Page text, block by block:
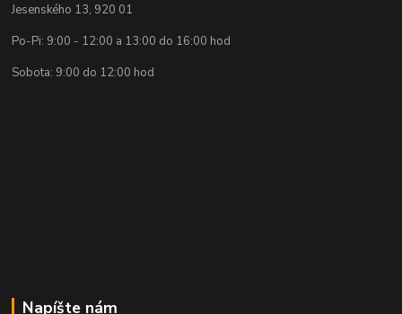
Jesenského 13, 920 01
Po-Pi: 9:00 - 12:00 a 13:00 do 16:00 hod
Sobota: 9:00 do 12:00 hod
Napíšte nám